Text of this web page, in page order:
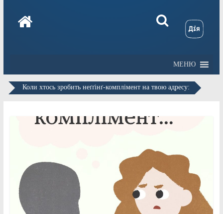
МЕНЮ
Коли хтось зробить неґґінґ-комплімент на твою адресу: